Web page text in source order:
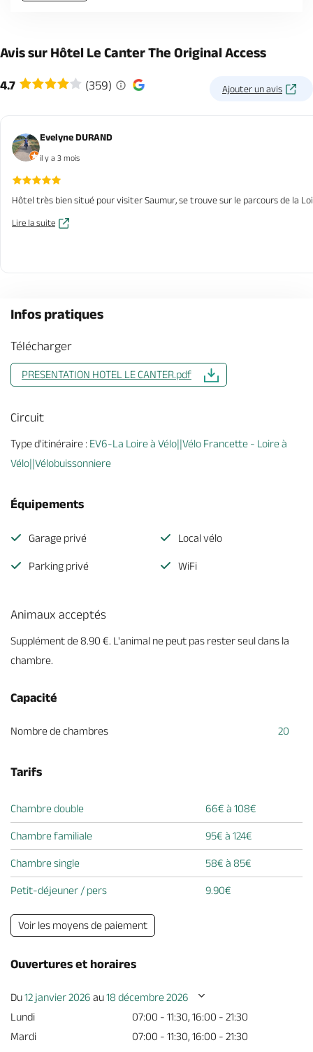
Avis sur Hôtel Le Canter The Original Access
4.7 (359) Ajouter un avis
Evelyne DURAND
il y a 3 mois
Hôtel très bien situé pour visiter Saumur, se trouve sur le parcours de la
Lire la suite
Infos pratiques
Télécharger
PRESENTATION HOTEL LE CANTER.pdf
Circuit
Type d'itinéraire : EV6-La Loire à Vélo||Vélo Francette - Loire à
Vélo||Vélobuissonniere
Équipements
Garage privé Local vélo
Parking privé WiFi
Animaux acceptés
Supplément de 8.90 €. L'animal ne peut pas rester seul dans la
chambre.
Capacité
Nombre de chambres 20
Tarifs
Chambre double 66€ à 108€
Chambre familiale 95€ à 124€
Chambre single 58€ à 85€
Petit-déjeuner / pers 9.90€
Voir les moyens de paiement
Ouvertures et horaires
Du12 janvier 2026 au18 décembre 2026
Lundi
07:00 - 11:30, 16:00 - 21:30
Mardi
07:00 - 11:30, 16:00 - 21:30